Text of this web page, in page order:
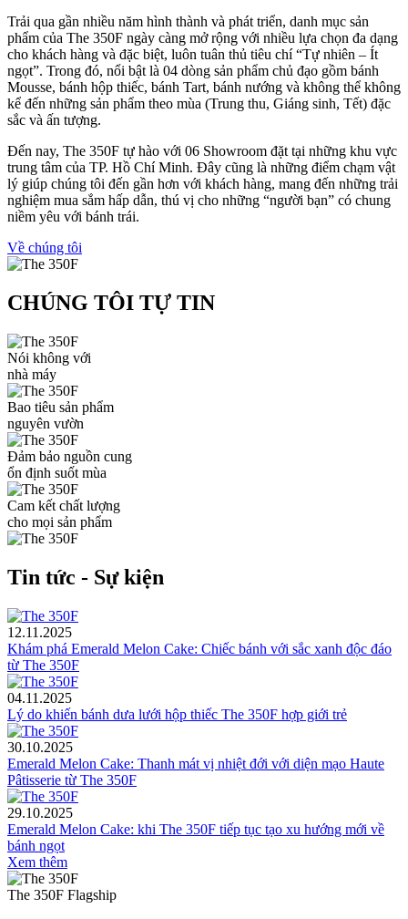
Trải qua gần nhiều năm hình thành và phát triển, danh mục sản
phẩm của The 350F ngày càng mở rộng với nhiều lựa chọn đa dạng
cho khách hàng và đặc biệt, luôn tuân thủ tiêu chí “Tự nhiên – Ít
ngọt”. Trong đó, nổi bật là 04 dòng sản phẩm chủ đạo gồm bánh
Mousse, bánh hộp thiếc, bánh Tart, bánh nướng và không thể không
kể đến những sản phẩm theo mùa (Trung thu, Giáng sinh, Tết) đặc
sắc và ấn tượng.
Đến nay, The 350F tự hào với 06 Showroom đặt tại những khu vực
trung tâm của TP. Hồ Chí Minh. Đây cũng là những điểm chạm vật
lý giúp chúng tôi đến gần hơn với khách hàng, mang đến những trải
nghiệm mua sắm hấp dẫn, thú vị cho những “người bạn” có chung
niềm yêu với bánh trái.
Về chúng tôi
CHÚNG TÔI TỰ TIN
Nói không với
nhà máy
Bao tiêu sản phẩm
nguyên vườn
Đảm bảo nguồn cung
ổn định suốt mùa
Cam kết chất lượng
cho mọi sản phẩm
Tin tức - Sự kiện
12.11.2025
Khám phá Emerald Melon Cake: Chiếc bánh với sắc xanh độc đáo
từ The 350F
04.11.2025
Lý do khiến bánh dưa lưới hộp thiếc The 350F hợp giới trẻ
30.10.2025
Emerald Melon Cake: Thanh mát vị nhiệt đới với diện mạo Haute
Pâtisserie từ The 350F
29.10.2025
Emerald Melon Cake: khi The 350F tiếp tục tạo xu hướng mới về
bánh ngọt
Xem thêm
The 350F Flagship